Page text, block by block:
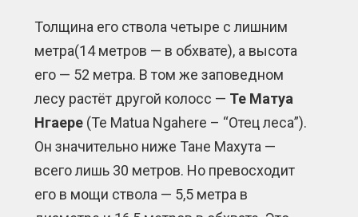
Толщина его ствола четыре с лишним
метра(14 метров — в обхвате), а высота
его — 52 метра. В том же заповедном
лесу растёт другой колосс — Те Матуа
Нгаере (Te Matua Ngahere – “Отец леса”).
Он значительно ниже Тане Махута —
всего лишь 30 метров. Но превосходит
его в мощи ствола — 5,5 метра в